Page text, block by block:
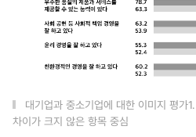
대기업과 중소기업에 대한 이미지 평가
차이가 크지 않은 항목 중심